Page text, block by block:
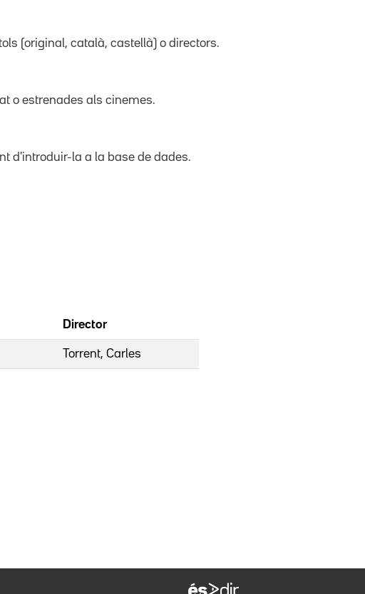
(original, català, castellà) o directors.
o estrenades als cinemes.
d'introduir-la a la base de dades.
Director
Torrent, Carles